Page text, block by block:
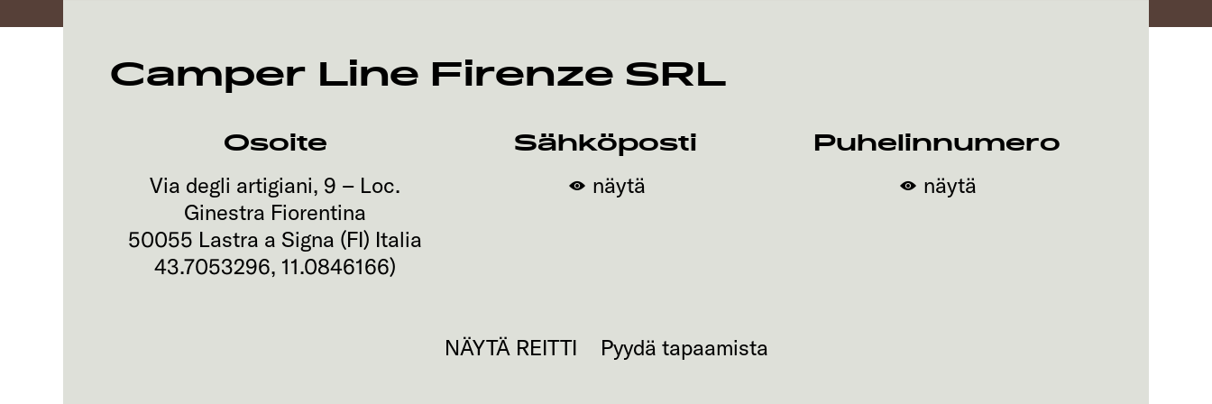
Camper Line Firenze SRL
Osoite
Via degli artigiani, 9 – Loc.
Ginestra Fiorentina
50055 Lastra a Signa (FI) Italia
43.7053296, 11.0846166)
Sähköposti
näytä
Puhelinnumero
näytä
NÄYTÄ REITTI Pyydä tapaamista